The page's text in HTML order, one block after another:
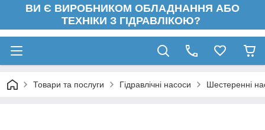
ВИ Є ВИРОБНИКОМ ОБЛАДНАННЯ АБО
ТЕХНІКИ З ГІДРАВЛІКОЮ?
Товари та послуги Гідравлічні насоси Шестеренні